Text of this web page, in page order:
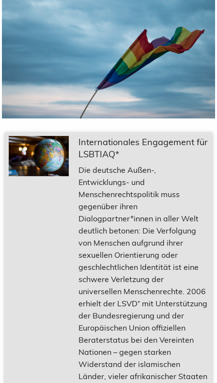
Internationales Engagement für
LSBTIAQ*
Die deutsche Außen-,
Entwicklungs- und
Menschenrechtspolitik muss
gegenüber ihren
Dialogpartner*innen in aller Welt
deutlich betonen: Die Verfolgung
von Menschen aufgrund ihrer
sexuellen Orientierung oder
geschlechtlichen Identität ist eine
schwere Verletzung der
universellen Menschenrechte. 2006
erhielt der LSVD⁺ mit Unterstützung
der Bundesregierung und der
Europäischen Union offiziellen
Beraterstatus bei den Vereinten
Nationen – gegen starken
Widerstand der islamischen
Länder, vieler afrikanischer Staaten